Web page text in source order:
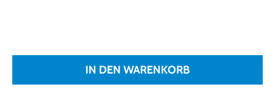
IN DEN WARENKORB